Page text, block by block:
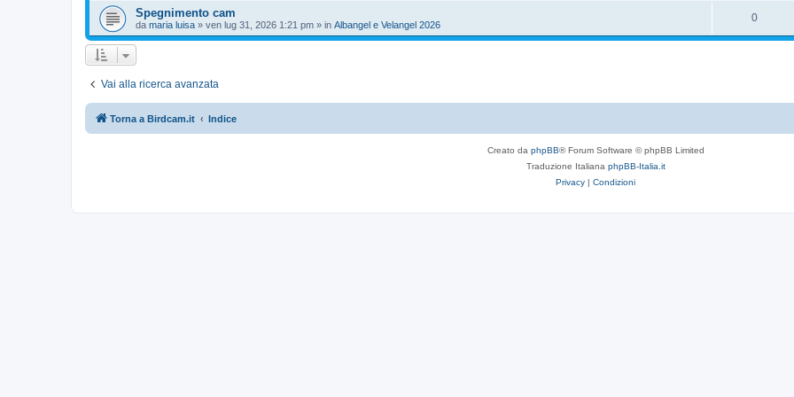
p
p
e
Spegnimento cam
da maria luisa » ven lug 31, 2026 1:21 pm » in Albangel e Velangel 2026
0R
i
s
Vai alla ricerca avanzata
Torna a Birdcam.it Indice
Creato da phpBB® Forum Software © phpBB Limited
Traduzione Italiana phpBB-Italia.it
Privacy | Condizioni